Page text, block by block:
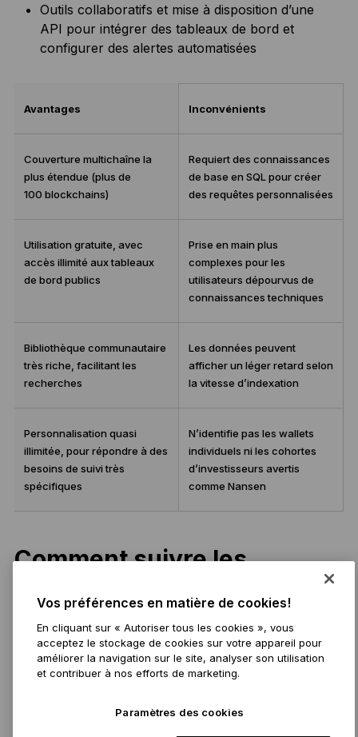
Outils collaboratifs et mise à disposition d’une
API pour intégrer des tableaux de bord et
configurer des alertes automatisées
Avantages Inconvénients
Couverture multichaîne la
plus étendue (plus de
100 blockchains)
Requiert des connaissances
de base en SQL pour créer
des requêtes personnalisées
Utilisation gratuite, avec
accès illimité aux tableaux
de bord publics
Prise en main plus
complexes pour les
utilisateurs dépourvus de
connaissances techniques
Bibliothèque communautaire
très riche, facilitant les
recherches
Les données peuvent
afficher un léger retard selon
la vitesse d’indexation
Personnalisation quasi
illimitée, pour répondre à des
besoins de suivi très
spécifiques
N’identifie pas les wallets
individuels ni les cohortes
d’investisseurs avertis
comme Nansen
Comment suivre les
Il n’existe pas une seule « bonne » façon de suivre les
baleines crypto. L’approche dépend de votre objectif :
réagir aux mouvements au moment où ils se
marché ne les intègre.
Vos préférences en matière de cookies!
En cliquant sur « Autoriser tous les cookies », vous
acceptez le stockage de cookies sur votre appareil pour
améliorer la navigation sur le site, analyser son utilisation
et contribuer à nos efforts de marketing.
Paramètres des cookies